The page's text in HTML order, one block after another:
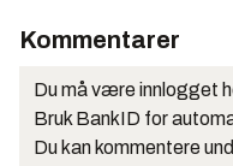
Kommentarer
Du må være innlogget
Bruk BankID for
Du kan kommentere